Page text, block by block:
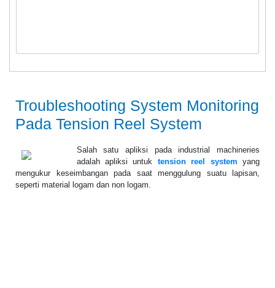
Troubleshooting System Monitoring
Pada Tension Reel System
Salah satu apliksi pada industrial machineries
adalah apliksi untuk tension reel system
yang
mengukur keseimbangan pada saat menggulung suatu lapisan,
seperti material logam dan non logam.